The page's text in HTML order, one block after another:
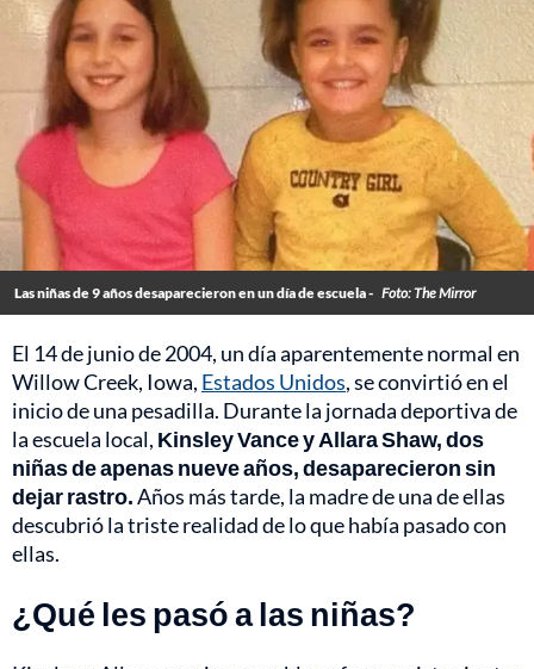
Las niñas de 9 años desaparecieron en un día de escuela - Foto: The Mirror
El 14 de junio de 2004, un día aparentemente normal en
Willow Creek, Iowa, Estados Unidos, se convirtió en el
inicio de una pesadilla. Durante la jornada deportiva de
la escuela local, Kinsley Vance y Allara Shaw, dos
niñas de apenas nueve años, desaparecieron sin
dejar rastro.Años más tarde, la madre de una de ellas
descubrió la triste realidad de lo que había pasado con
ellas.
¿Qué les pasó a las niñas?